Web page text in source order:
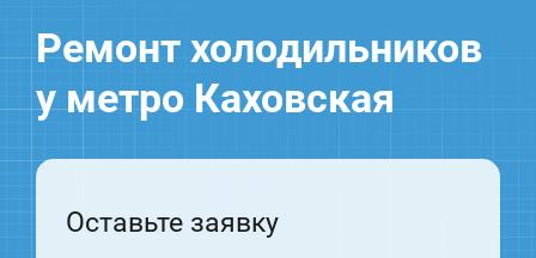
Ремонт холодильников
у метро Каховская
Оставьте заявку